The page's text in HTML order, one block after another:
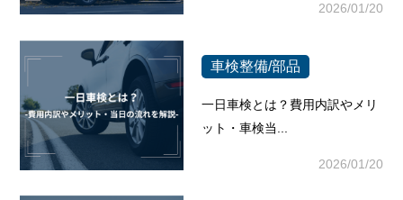
2026/01/20
車検整備/部品
一日車検とは？費用内訳やメリ
ット・車検当...
2026/01/20